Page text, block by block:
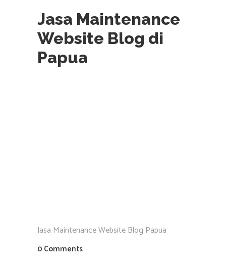
Jasa Maintenance
Website Blog di
Papua
Jasa Maintenance Website Blog Papua
0 Comments